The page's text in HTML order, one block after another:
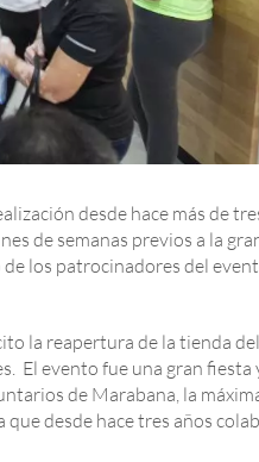
desde hace más de
de semanas previos a la
los patrocinadores del
la reapertura de la tienda del
El evento fue una gran fiesta
de Marabana, la
desde hace tres años